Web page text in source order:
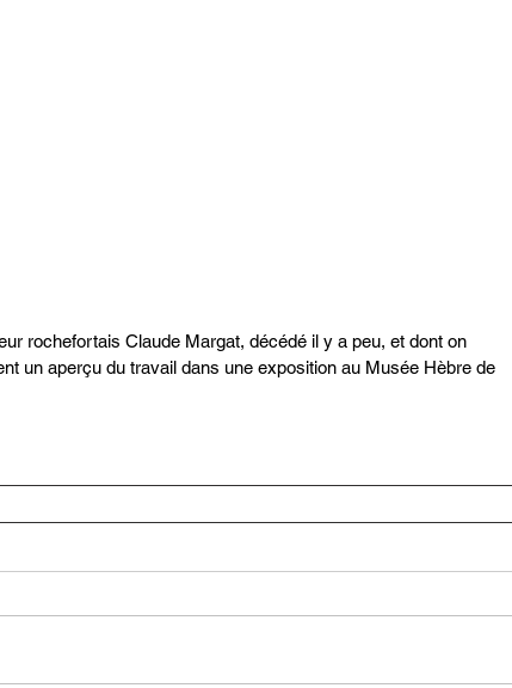
rochefortais Claude Margat, décédé il y a peu, et dont on
un aperçu du travail dans une exposition au Musée Hèbre de